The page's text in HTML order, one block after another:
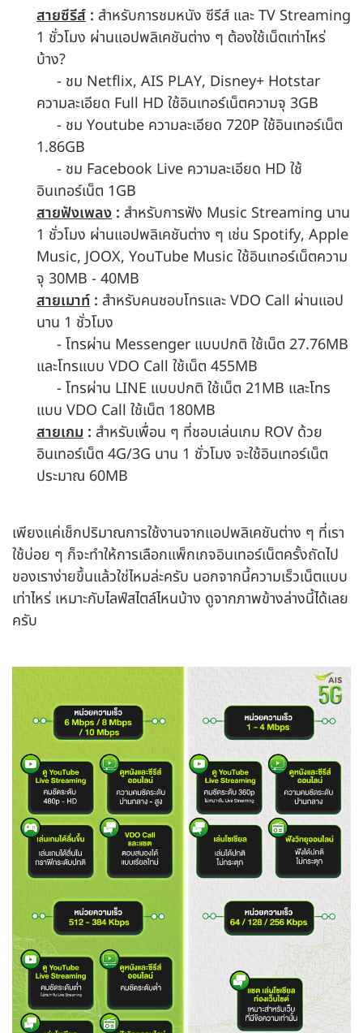
สายซีรีส์ : สำหรับการชมหนัง ซีรีส์ และ TV Streaming
1 ชั่วโมง ผ่านแอปพลิเคชันต่าง ๆ ต้องใช้เน็ตเท่าไหร่
บ้าง?
- ชม Netflix, AIS PLAY, Disney+ Hotstar
ความละเอียด Full HD ใช้อินเทอร์เน็ตความจุ 3GB
- ชม Youtube ความละเอียด 720P ใช้อินเทอร์เน็ต
1.86GB
- ชม Facebook Live ความละเอียด HD ใช้
อินเทอร์เน็ต 1GB
สายฟังเพลง : สำหรับการฟัง Music Streaming นาน
1 ชั่วโมง ผ่านแอปพลิเคชันต่าง ๆ เช่น Spotify, Apple
Music, JOOX, YouTube Music ใช้อินเทอร์เน็ตความ
จุ 30MB - 40MB
สายเมาท์ : สำหรับคนชอบโทรและ VDO Call ผ่านแอป
นาน 1 ชั่วโมง
- โทรผ่าน Messenger แบบปกติ ใช้เน็ต 27.76MB
และโทรแบบ VDO Call ใช้เน็ต 455MB
- โทรผ่าน LINE แบบปกติ ใช้เน็ต 21MB และโทร
แบบ VDO Call ใช้เน็ต 180MB
สายเกม : สำหรับเพื่อน ๆ ที่ชอบเล่นเกม ROV ด้วย
อินเทอร์เน็ต 4G/3G นาน 1 ชั่วโมง จะใช้อินเทอร์เน็ต
ประมาณ 60MB
เพียงแค่เช็กปริมาณการใช้งานจากแอปพลิเคชันต่าง ๆ ที่เรา
ใช้บ่อย ๆ ก็จะทำให้การเลือกแพ็กเกจอินเทอร์เน็ตครั้งถัดไป
ของเราง่ายขึ้นแล้วใช่ไหมล่ะครับ นอกจากนี้ความเร็วเน็ตแบบ
เท่าไหร่ เหมาะกับไลฟ์สไตล์ไหนบ้าง ดูจากภาพข้างล่างนี้ได้เลย
ครับ